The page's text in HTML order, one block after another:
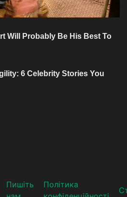
Пишіть
Політика